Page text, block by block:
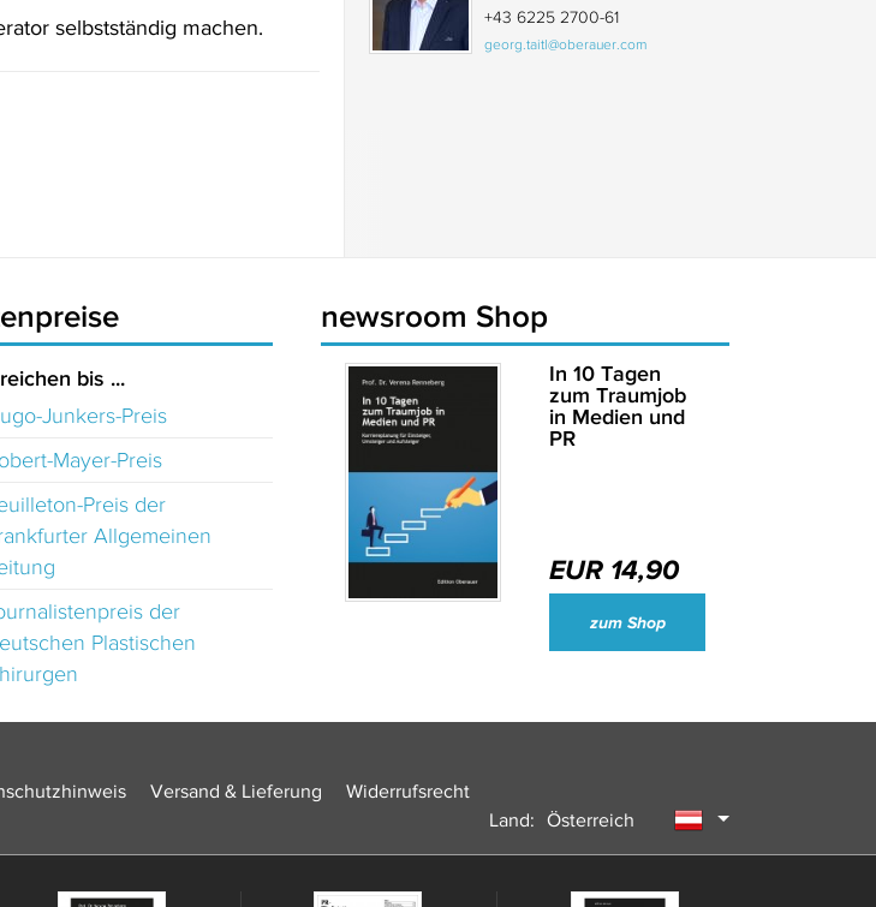
selbstständig machen.
+43 6225 2700-61
georg.taitl@oberauer.com
Wirtschaftsjournalisten und Unternehmenssprecher des Jahres 2024
bis ...
Junkers-Preis
Mayer-Preis
Preis der
Allgemeinen
der
Plastischen
newsroom Shop
In 10 Tagen
zum Traumjob
in Medien und
PR
EUR 14,90
zum Shop
Versand & Lieferung
Widerrufsrecht
Land:
Österreich